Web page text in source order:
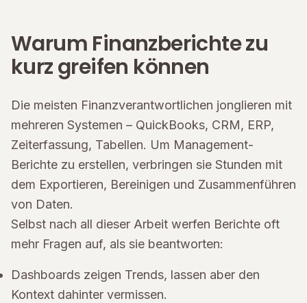
Warum Finanzberichte zu
kurz greifen können
Die meisten Finanzverantwortlichen jonglieren mit
mehreren Systemen – QuickBooks, CRM, ERP,
Zeiterfassung, Tabellen. Um Management-
Berichte zu erstellen, verbringen sie Stunden mit
dem Exportieren, Bereinigen und Zusammenführen
von Daten.
Selbst nach all dieser Arbeit werfen Berichte oft
mehr Fragen auf, als sie beantworten:
Dashboards zeigen Trends, lassen aber den
Kontext dahinter vermissen.